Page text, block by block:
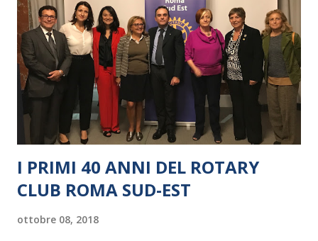
I PRIMI 40 ANNI DEL ROTARY
CLUB ROMA SUD-EST
ottobre 08, 2018